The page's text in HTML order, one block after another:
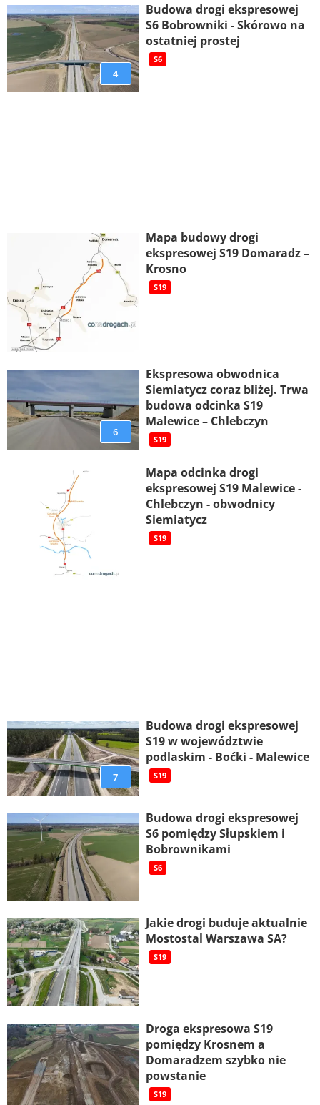
4
Budowa drogi ekspresowej
S6 Bobrowniki - Skórowo na
ostatniej prostej
S6
Mapa budowy drogi
ekspresowej S19 Domaradz –
Krosno
S19
6
Ekspresowa obwodnica
Siemiatycz coraz bliżej. Trwa
budowa odcinka S19
Malewice – Chlebczyn
S19
Mapa odcinka drogi
ekspresowej S19 Malewice -
Chlebczyn - obwodnicy
Siemiatycz
S19
7
Budowa drogi ekspresowej
S19 w województwie
podlaskim - Boćki - Malewice
S19
Budowa drogi ekspresowej
S6 pomiędzy Słupskiem i
Bobrownikami
S6
Jakie drogi buduje aktualnie
Mostostal Warszawa SA?
S19
Droga ekspresowa S19
pomiędzy Krosnem a
Domaradzem szybko nie
powstanie
S19